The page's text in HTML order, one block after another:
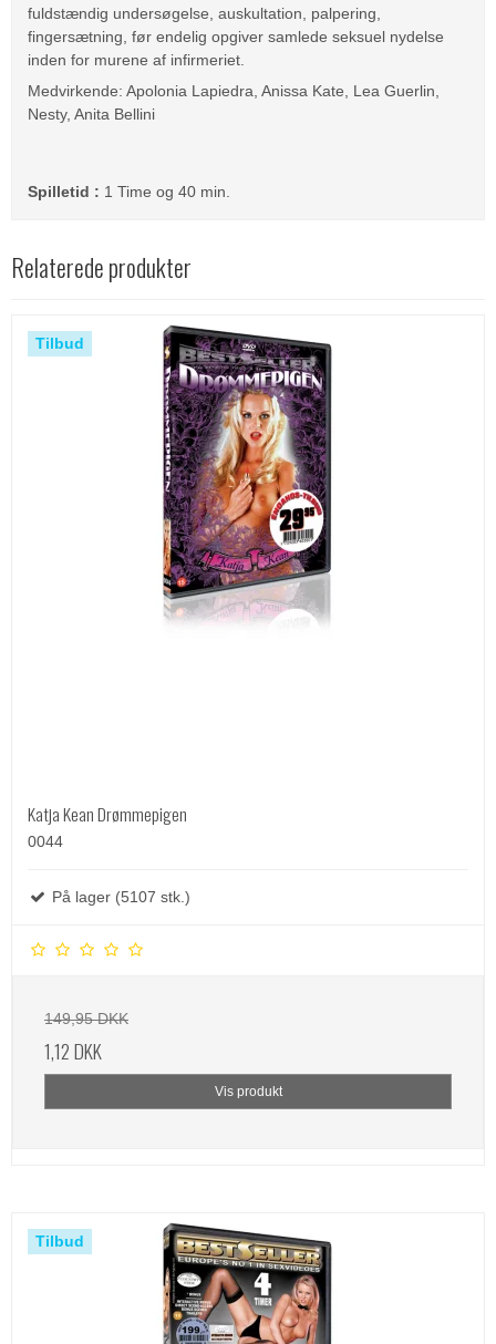
fuldstændig undersøgelse, auskultation, palpering,
fingersætning, før endelig opgiver samlede seksuel nydelse
inden for murene af infirmeriet.
Medvirkende: Apolonia Lapiedra, Anissa Kate, Lea Guerlin,
Nesty, Anita Bellini
Spilletid : 1 Time og 40 min.
Relaterede produkter
Tilbud
Katja Kean Drømmepigen
0044
På lager (5107 stk.)
149,95 DKK
1,12 DKK
Vis produkt
Tilbud